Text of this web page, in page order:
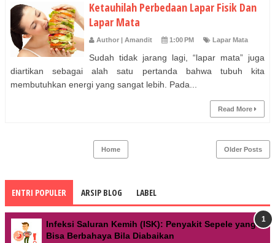
Ketauhilah Perbedaan Lapar Fisik Dan
Lapar Mata
Author | Amandit 1:00 PM Lapar Mata
Sudah tidak jarang lagi, “lapar mata” juga
diartikan sebagai alah satu pertanda bahwa tubuh kita
membutuhkan energi yang sangat lebih. Pada...
Read More
Older Posts
Home
ENTRI POPULER ARSIP BLOG LABEL
Infeksi Saluran Kemih (ISK): Penyakit Sepele yang
Bisa Berbahaya Bila Diabaikan